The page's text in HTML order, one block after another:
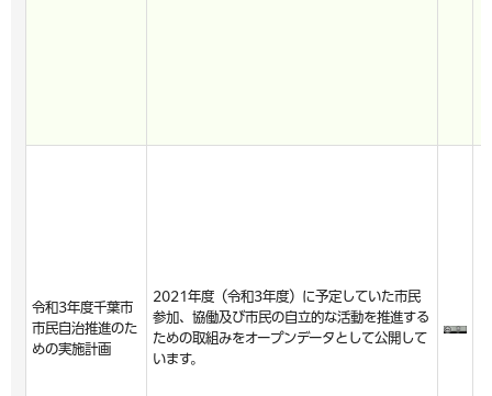
令和3年度千葉市
市民自治推進のた
めの実施計画
2021年度（令和3年度）に予定していた市民
参加、協働及び市民の自立的な活動を推進する
ための取組みをオープンデータとして公開して
います。